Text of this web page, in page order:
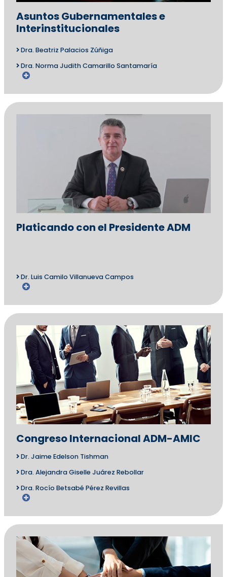
Asuntos Gubernamentales e
Interinstitucionales
Dra. Beatriz Palacios Zúñiga
Dra. Norma Judith Camarillo Santamaría
Platicando con el Presidente ADM
Dr. Luis Camilo Villanueva Campos
Congreso Internacional ADM-AMIC
Dr. Jaime Edelson Tishman
Dra. Alejandra Giselle Juárez Rebollar
Dra. Rocío Betsabé Pérez Revillas